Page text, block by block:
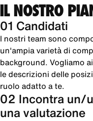
IL NOSTRO
01 Candidati
I nostri team sono
un'ampia varietà di
background. Vogliamo
le descrizioni delle
ruolo adatto a te.
02 Incontra un/
una valutazione